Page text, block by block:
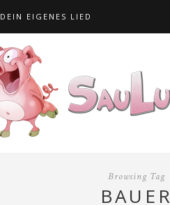
DEIN EIGENES LIED
Browsing Tag
BAUER